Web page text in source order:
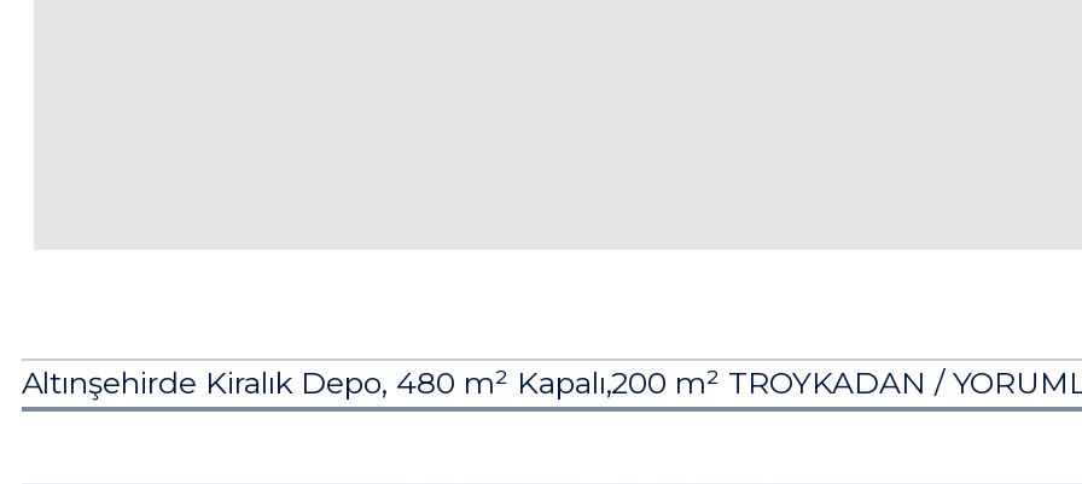
Altınşehirde Kiralık Depo, 480 m² Kapalı,200 m² TROYKADAN /